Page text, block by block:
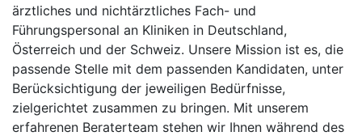
ärztliches und nichtärztliches Fach- und
Führungspersonal an Kliniken in Deutschland,
Österreich und der Schweiz. Unsere Mission ist es, die
passende Stelle mit dem passenden Kandidaten, unter
Berücksichtigung der jeweiligen Bedürfnisse,
zielgerichtet zusammen zu bringen. Mit unserem
erfahrenen Beraterteam stehen wir Ihnen während des